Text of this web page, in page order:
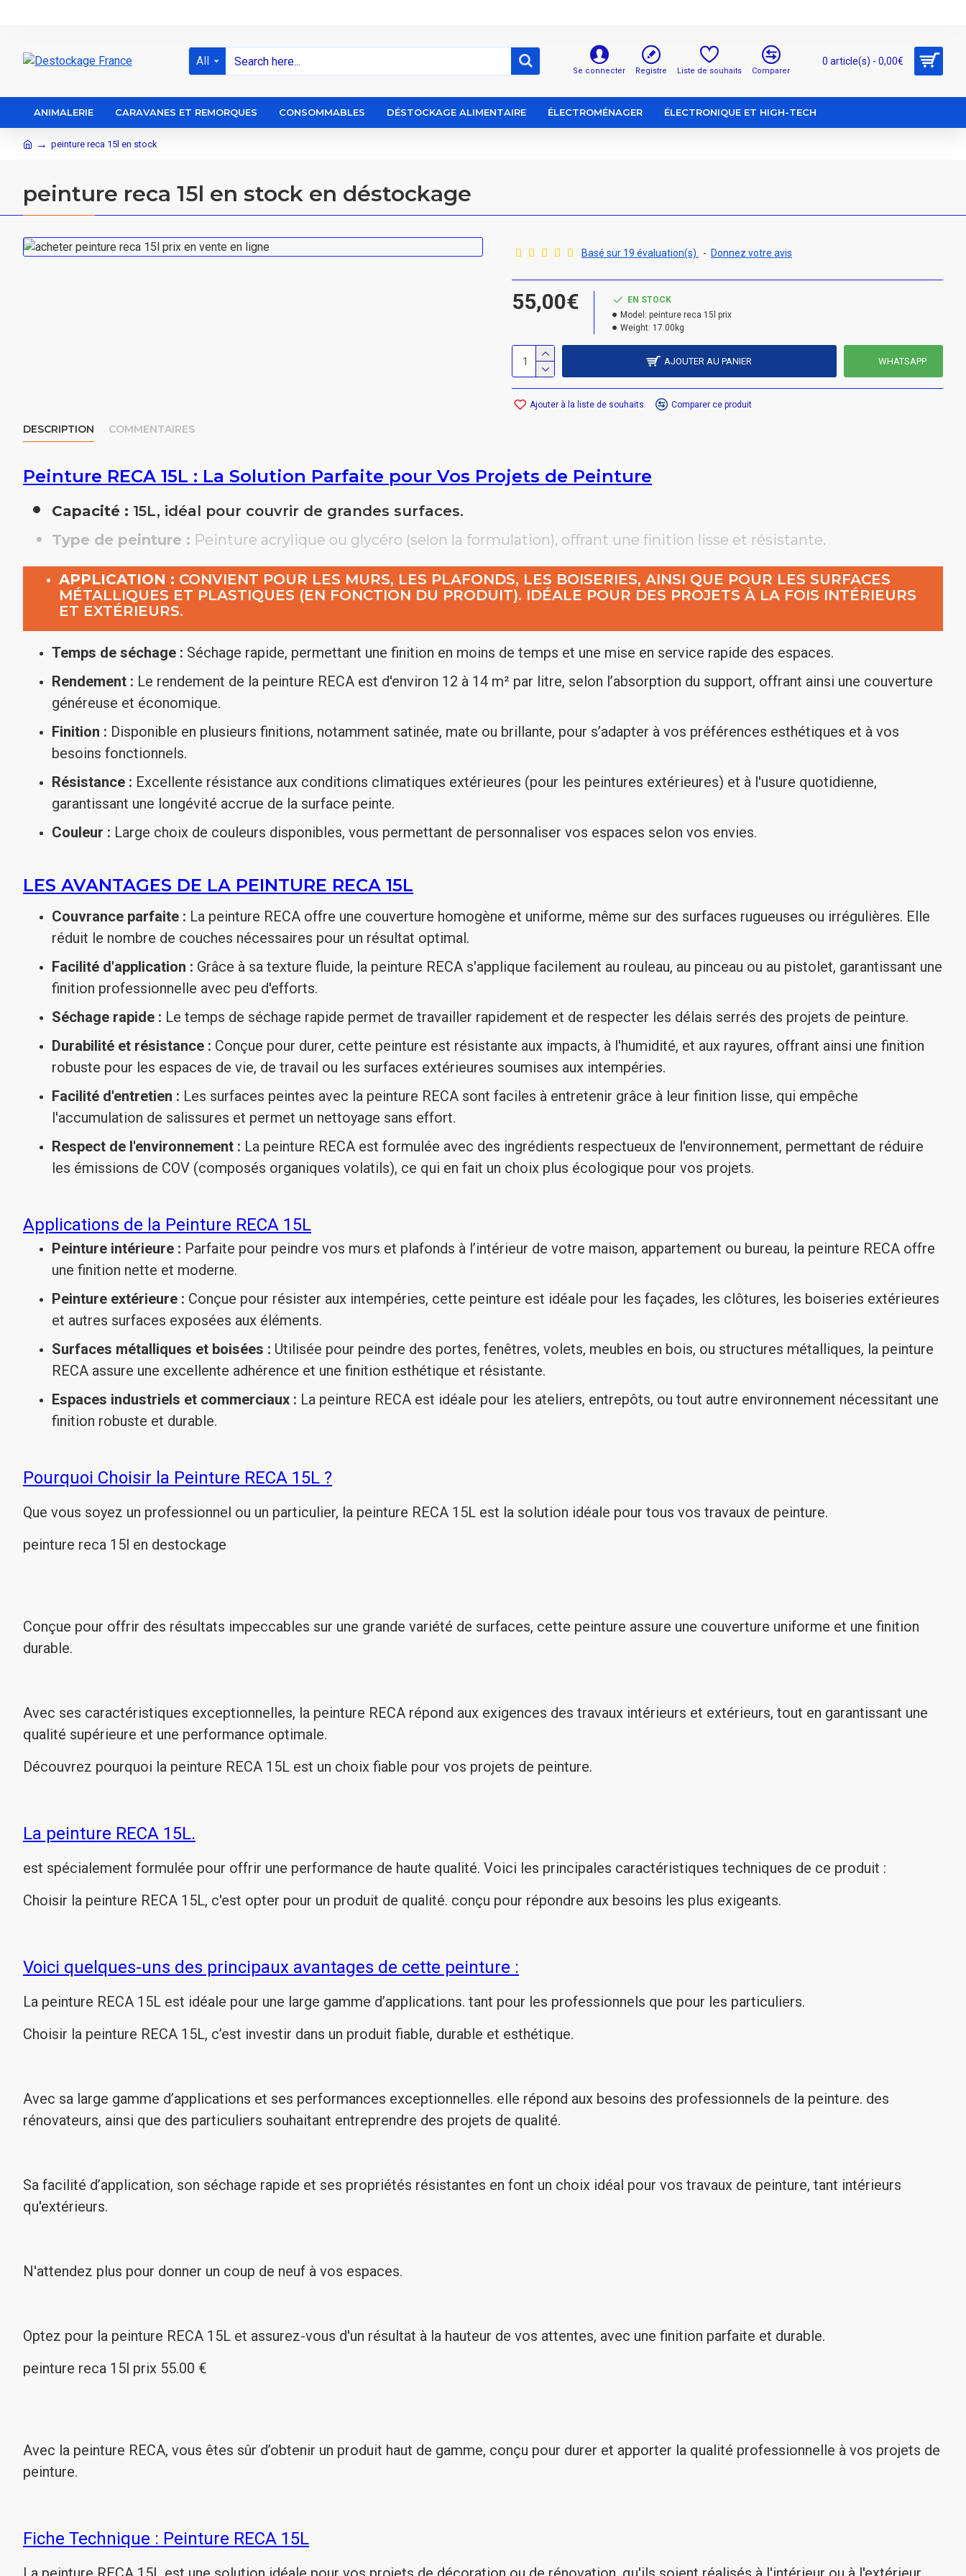
All
Se connecter Registre Liste de souhaits Comparer
0 article(s) - 0,00€
ANIMALERIE CARAVANES ET REMORQUES CONSOMMABLES DÉSTOCKAGE ALIMENTAIRE ÉLECTROMÉNAGER ÉLECTRONIQUE ET HIGH-TECH
peinture reca 15l en stock
peinture reca 15l en stock en déstockage
Basé sur 19 évaluation(s). - Donnez votre avis
55,00€
EN STOCK
Model: peinture reca 15l prix
Weight: 17.00kg
AJOUTER AU PANIER WHATSAPP
Ajouter à la liste de souhaits Comparer ce produit
DESCRIPTION COMMENTAIRES
Peinture RECA 15L : La Solution Parfaite pour Vos Projets de Peinture
Capacité : 15L, idéal pour couvrir de grandes surfaces.
Type de peinture : Peinture acrylique ou glycéro (selon la formulation), offrant une finition lisse et résistante.
APPLICATION : CONVIENT POUR LES MURS, LES PLAFONDS, LES BOISERIES, AINSI QUE POUR LES SURFACES
MÉTALLIQUES ET PLASTIQUES (EN FONCTION DU PRODUIT). IDÉALE POUR DES PROJETS À LA FOIS INTÉRIEURS
ET EXTÉRIEURS.
Temps de séchage : Séchage rapide, permettant une finition en moins de temps et une mise en service rapide des espaces.
Rendement : Le rendement de la peinture RECA est d'environ 12 à 14 m² par litre, selon l’absorption du support, offrant ainsi une couverture
généreuse et économique.
Finition : Disponible en plusieurs finitions, notamment satinée, mate ou brillante, pour s’adapter à vos préférences esthétiques et à vos
besoins fonctionnels.
Résistance : Excellente résistance aux conditions climatiques extérieures (pour les peintures extérieures) et à l'usure quotidienne,
garantissant une longévité accrue de la surface peinte.
Couleur : Large choix de couleurs disponibles, vous permettant de personnaliser vos espaces selon vos envies.
LES AVANTAGES DE LA PEINTURE RECA 15L
Couvrance parfaite : La peinture RECA offre une couverture homogène et uniforme, même sur des surfaces rugueuses ou irrégulières. Elle
réduit le nombre de couches nécessaires pour un résultat optimal.
Facilité d'application : Grâce à sa texture fluide, la peinture RECA s'applique facilement au rouleau, au pinceau ou au pistolet, garantissant une
finition professionnelle avec peu d'efforts.
Séchage rapide : Le temps de séchage rapide permet de travailler rapidement et de respecter les délais serrés des projets de peinture.
Durabilité et résistance : Conçue pour durer, cette peinture est résistante aux impacts, à l'humidité, et aux rayures, offrant ainsi une finition
robuste pour les espaces de vie, de travail ou les surfaces extérieures soumises aux intempéries.
Facilité d'entretien : Les surfaces peintes avec la peinture RECA sont faciles à entretenir grâce à leur finition lisse, qui empêche
l'accumulation de salissures et permet un nettoyage sans effort.
Respect de l'environnement : La peinture RECA est formulée avec des ingrédients respectueux de l'environnement, permettant de réduire
les émissions de COV (composés organiques volatils), ce qui en fait un choix plus écologique pour vos projets.
Applications de la Peinture RECA 15L
Peinture intérieure : Parfaite pour peindre vos murs et plafonds à l’intérieur de votre maison, appartement ou bureau, la peinture RECA offre
une finition nette et moderne.
Peinture extérieure : Conçue pour résister aux intempéries, cette peinture est idéale pour les façades, les clôtures, les boiseries extérieures
et autres surfaces exposées aux éléments.
Surfaces métalliques et boisées : Utilisée pour peindre des portes, fenêtres, volets, meubles en bois, ou structures métalliques, la peinture
RECA assure une excellente adhérence et une finition esthétique et résistante.
Espaces industriels et commerciaux : La peinture RECA est idéale pour les ateliers, entrepôts, ou tout autre environnement nécessitant une
finition robuste et durable.
Pourquoi Choisir la Peinture RECA 15L ?
Que vous soyez un professionnel ou un particulier, la peinture RECA 15L est la solution idéale pour tous vos travaux de peinture.
peinture reca 15l en destockage
Conçue pour offrir des résultats impeccables sur une grande variété de surfaces, cette peinture assure une couverture uniforme et une finition
durable.
Avec ses caractéristiques exceptionnelles, la peinture RECA répond aux exigences des travaux intérieurs et extérieurs, tout en garantissant une
qualité supérieure et une performance optimale.
Découvrez pourquoi la peinture RECA 15L est un choix fiable pour vos projets de peinture.
La peinture RECA 15L.
est spécialement formulée pour offrir une performance de haute qualité. Voici les principales caractéristiques techniques de ce produit :
Choisir la peinture RECA 15L, c'est opter pour un produit de qualité. conçu pour répondre aux besoins les plus exigeants.
Voici quelques-uns des principaux avantages de cette peinture :
La peinture RECA 15L est idéale pour une large gamme d’applications. tant pour les professionnels que pour les particuliers.
Choisir la peinture RECA 15L, c’est investir dans un produit fiable, durable et esthétique.
Avec sa large gamme d’applications et ses performances exceptionnelles. elle répond aux besoins des professionnels de la peinture. des
rénovateurs, ainsi que des particuliers souhaitant entreprendre des projets de qualité.
Sa facilité d’application, son séchage rapide et ses propriétés résistantes en font un choix idéal pour vos travaux de peinture, tant intérieurs
qu'extérieurs.
N'attendez plus pour donner un coup de neuf à vos espaces.
Optez pour la peinture RECA 15L et assurez-vous d'un résultat à la hauteur de vos attentes, avec une finition parfaite et durable.
peinture reca 15l prix 55.00 €
Avec la peinture RECA, vous êtes sûr d’obtenir un produit haut de gamme, conçu pour durer et apporter la qualité professionnelle à vos projets de
peinture.
Fiche Technique : Peinture RECA 15L